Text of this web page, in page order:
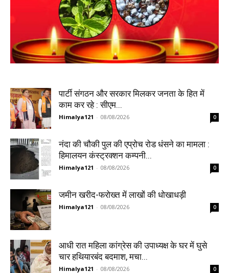
पार्टी संगठन और सरकार मिलकर जनता के हित में
काम कर रहे : सीएम...
Himalya121 - 08/08/2026 0
नंदा की चौकी पुल की एप्रोच रोड धंसने का मामला :
हिमालयन कंस्ट्रक्शन कम्पनी...
Himalya121 - 08/08/2026 0
जमीन खरीद-फरोख्त में लाखों की धोखाधड़ी
Himalya121 - 08/08/2026 0
आधी रात महिला कांग्रेस की उपाध्यक्ष के घर में घुसे
चार हथियारबंद बदमाश, मचा...
Himalya121 - 08/08/2026 0